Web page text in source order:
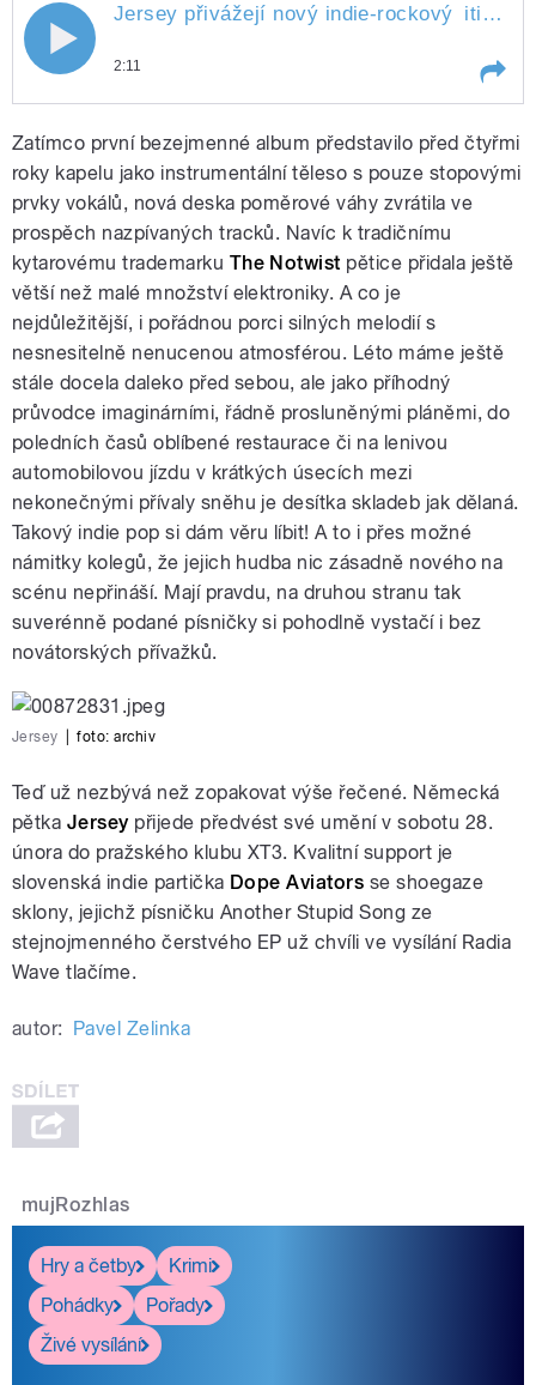
Jersey přivážejí nový indie-rockový
itinerář
pause
Jersey přivážejí nový indie-rockový itinerář
2:11
Zatímco první bezejmenné album představilo před čtyřmi
roky kapelu jako instrumentální těleso s pouze stopovými
prvky vokálů, nová deska poměrové váhy zvrátila ve
prospěch nazpívaných tracků. Navíc k tradičnímu
kytarovému trademarku The Notwist pětice přidala ještě
větší než malé množství elektroniky. A co je
nejdůležitější, i pořádnou porci silných melodií s
nesnesitelně nenucenou atmosférou. Léto máme ještě
stále docela daleko před sebou, ale jako příhodný
průvodce imaginárními, řádně prosluněnými pláněmi, do
poledních časů oblíbené restaurace či na lenivou
automobilovou jízdu v krátkých úsecích mezi
nekonečnými přívaly sněhu je desítka skladeb jak dělaná.
Takový indie pop si dám věru líbit! A to i přes možné
námitky kolegů, že jejich hudba nic zásadně nového na
scénu nepřináší. Mají pravdu, na druhou stranu tak
suverénně podané písničky si pohodlně vystačí i bez
novátorských přívažků.
Jersey foto: archiv
Teď už nezbývá než zopakovat výše řečené. Německá
pětka Jerseypřijede předvést své umění v sobotu 28.
února do pražského klubu XT3. Kvalitní support je
slovenská indie partička Dope Aviators se shoegaze
sklony, jejichž písničku Another Stupid Song ze
stejnojmenného čerstvého EP už chvíli ve vysílání Radia
Wave tlačíme.
autor: Pavel Zelinka
mujRozhlas
Hry a četby
Krimi
Pohádky
Pořady
Živé vysílání